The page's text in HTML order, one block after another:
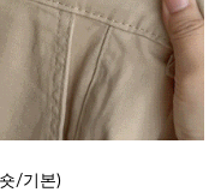
/기본)